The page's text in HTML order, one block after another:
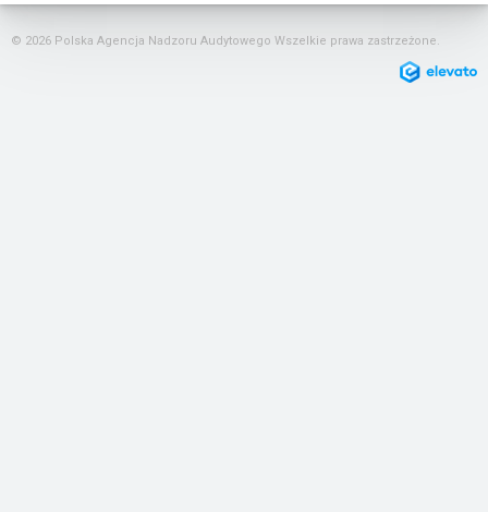
© 2026 Polska Agencja Nadzoru Audytowego Wszelkie prawa zastrzeżone.